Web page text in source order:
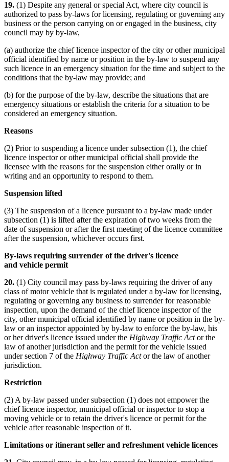
19. (1) Despite any general or special Act, where city council is
authorized to pass by-laws for licensing, regulating or governing any
business or the person carrying on or engaged in the business, city
council may by by-law,
(a) authorize the chief licence inspector of the city or other municipal
official identified by name or position in the by-law to suspend any
such licence in an emergency situation for the time and subject to the
conditions that the by-law may provide; and
(b) for the purpose of the by-law, describe the situations that are
emergency situations or establish the criteria for a situation to be
considered an emergency situation.
Reasons
(2) Prior to suspending a licence under subsection (1), the chief
licence inspector or other municipal official shall provide the
licensee with the reasons for the suspension either orally or in
writing and an opportunity to respond to them.
Suspension lifted
(3) The suspension of a licence pursuant to a by-law made under
subsection (1) is lifted after the expiration of two weeks from the
date of suspension or after the first meeting of the licence committee
after the suspension, whichever occurs first.
By-laws requiring surrender of the driver's licence
and vehicle permit
20. (1) City council may pass by-laws requiring the driver of any
class of motor vehicle that is regulated under a by-law for licensing,
regulating or governing any business to surrender for reasonable
inspection, upon the demand of the chief licence inspector of the
city, other municipal official identified by name or position in the by-
law or an inspector appointed by by-law to enforce the by-law, his
or her driver's licence issued under the Highway Traffic Actor the
law of another jurisdiction and the permit for the vehicle issued
under section 7 of the Highway Traffic Actor the law of another
jurisdiction.
Restriction
(2) A by-law passed under subsection (1) does not empower the
chief licence inspector, municipal official or inspector to stop a
moving vehicle or to retain the driver's licence or permit for the
vehicle after reasonable inspection of it.
Limitations or itinerant seller and refreshment vehicle licences